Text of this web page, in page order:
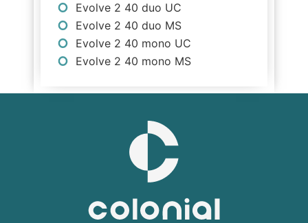
Evolve 2 40 duo UC
Evolve 2 40 duo MS
Evolve 2 40 mono UC
Evolve 2 40 mono MS